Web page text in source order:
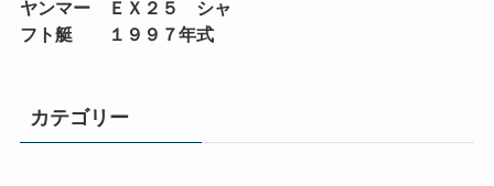
ヤンマー ＥＸ２５ シャ
フト艇 １９９７年式
カテゴリー